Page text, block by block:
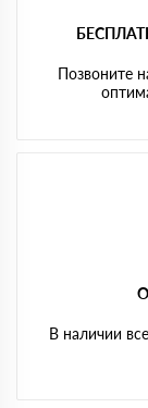
Позвоните
В наличии